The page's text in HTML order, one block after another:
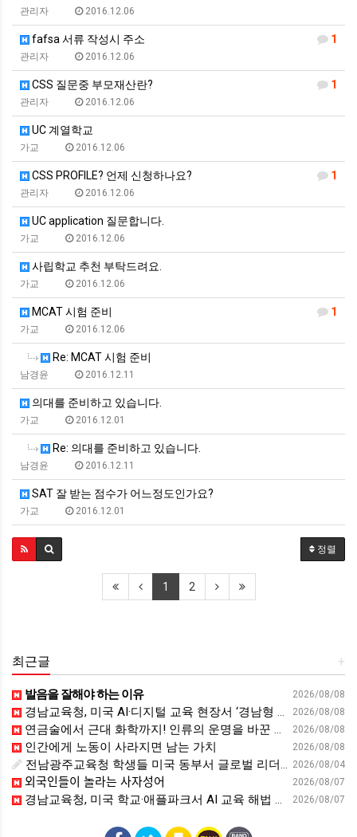
관리자 2016.12.06
1
fafsa 서류 작성시 주소
관리자 2016.12.06
1
CSS 질문중 부모재산란?
관리자 2016.12.06
UC 계열학교
가교 2016.12.06
1
CSS PROFILE? 언제 신청하나요?
관리자 2016.12.06
UC application 질문합니다.
가교 2016.12.06
사립학교 추천 부탁드려요.
가교 2016.12.06
1
MCAT 시험 준비
가교 2016.12.06
Re: MCAT 시험 준비
남경윤 2016.12.11
의대를 준비하고 있습니다.
가교 2016.12.01
Re: 의대를 준비하고 있습니다.
남경윤 2016.12.11
SAT 잘 받는 점수가 어느정도인가요?
가교 2016.12.01
정렬
1 2
+
최근글
2026/08/08
발음을 잘해야 하는 이유
2026/08/08
경남교육청, 미국 AI·디지털 교육 현장서 ‘경남형 해법’ 찾는다 - 뉴스프리존
2026/08/08
연금술에서 근대 화학까지! 인류의 운명을 바꾼 위대한 발견 : 생각하는 청소년을 위한 과학 시리즈 2부(feat.박문호 박사)
2026/08/08
인간에게 노동이 사라지면 남는 가치
2026/08/04
전남광주교육청 학생들 미국 동부서 글로벌 리더십 체험 - 전남인터넷신문
2026/08/07
외국인들이 놀라는 사자성어
2026/08/07
경남교육청, 미국 학교·애플파크서 AI 교육 해법 찾는다 - 스트레이트뉴스